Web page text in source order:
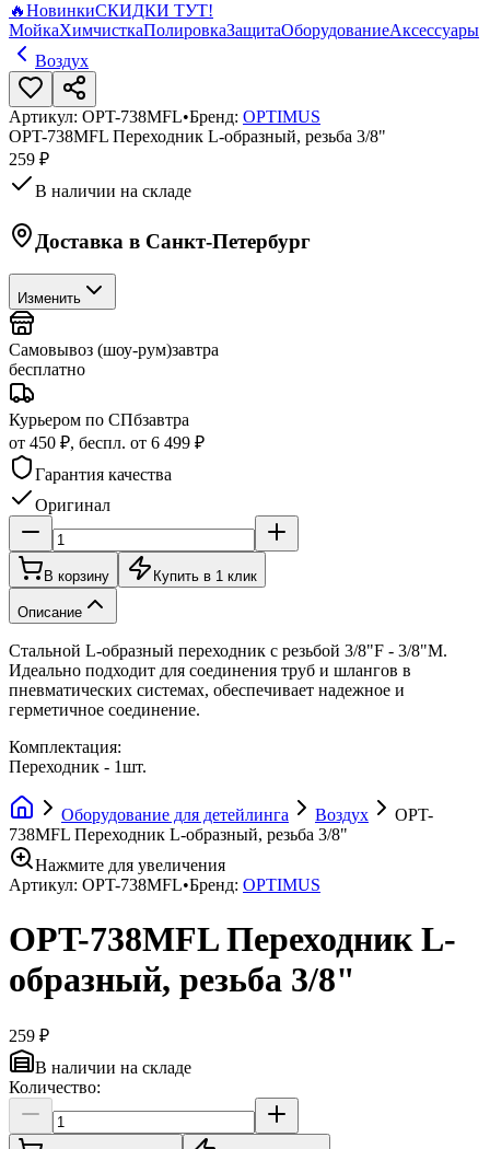
🔥НовинкиСКИДКИ ТУТ!
МойкаХимчисткаПолировкаЗащитаОборудованиеАксессуары
Воздух
Артикул: OPT-738MFL•Бренд: OPTIMUS
OPT-738MFL Переходник L-образный, резьба 3/8"
259 ₽
В наличии на складе
Доставка в Санкт-Петербург
Изменить
Самовывоз (шоу-рум)завтра
бесплатно
Курьером по СПбзавтра
от 450 ₽, беспл. от 6 499 ₽
Гарантия качества
Оригинал
В корзину Купить в 1 клик
Описание
Стальной L-образный переходник с резьбой 3/8"F - 3/8"M.
Идеально подходит для соединения труб и шлангов в
пневматических системах, обеспечивает надежное и
герметичное соединение.
Комплектация:
Переходник - 1шт.
Оборудование для детейлинга Воздух
OPT-
738MFL Переходник L-образный, резьба 3/8"
Нажмите для увеличения
Артикул: OPT-738MFL•Бренд: OPTIMUS
OPT-738MFL Переходник L-
образный, резьба 3/8"
259 ₽
В наличии на складе
Количество: